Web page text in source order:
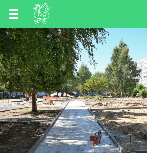
RU
EN
TT